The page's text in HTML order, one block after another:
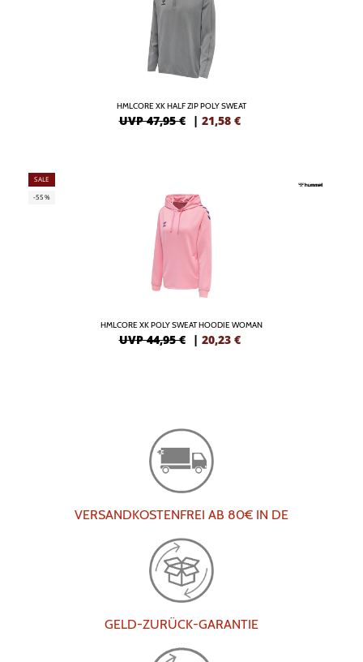
HMLCORE XK HALF ZIP POLY SWEAT
UVP 47,95 € | 21,58 €
SALE
-55%
HMLCORE XK POLY SWEAT HOODIE WOMAN
UVP 44,95 € | 20,23 €
VERSANDKOSTENFREI AB 80€ IN DE
GELD-ZURÜCK-GARANTIE